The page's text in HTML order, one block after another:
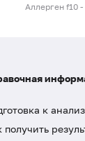
к
получить